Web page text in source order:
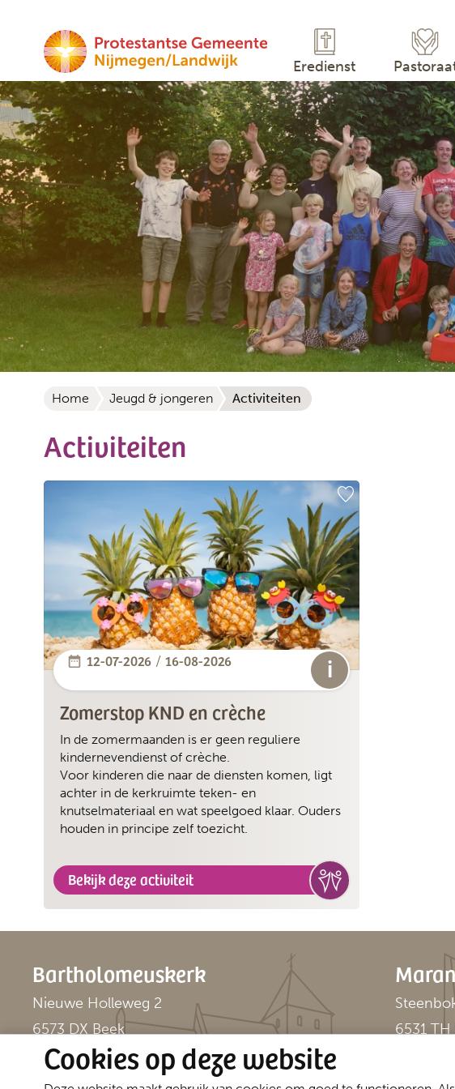
Eredienst
Home Jeugd & jongeren Activiteiten
Activiteiten
12-07-2026 /16-08-2026
Zomerstop KND en crèche
In de zomermaanden is er geen reguliere
kindernevendienst of crèche.
Voor kinderen die naar de diensten komen, ligt
achter in de kerkruimte teken- en
knutselmateriaal en wat speelgoed klaar. Ouders
houden in principe zelf toezicht.
Bekijk deze activiteit
Bartholomeuskerk
Nieuwe Holleweg 2
6573 DX Beek
6531
Cookies op deze website